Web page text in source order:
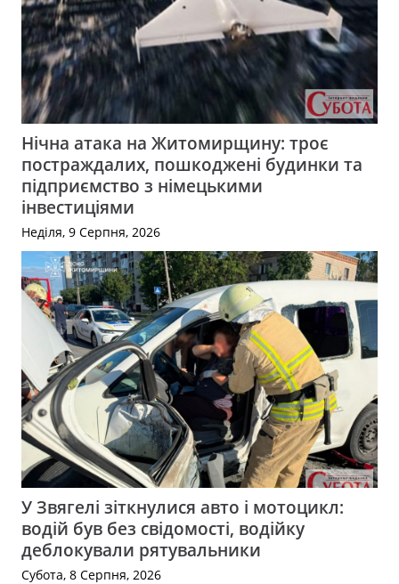
Нічна атака на Житомирщину: троє
постраждалих, пошкоджені будинки та
підприємство з німецькими
інвестиціями
Неділя, 9 Серпня, 2026
У Звягелі зіткнулися авто і мотоцикл:
водій був без свідомості, водійку
деблокували рятувальники
Субота, 8 Серпня, 2026